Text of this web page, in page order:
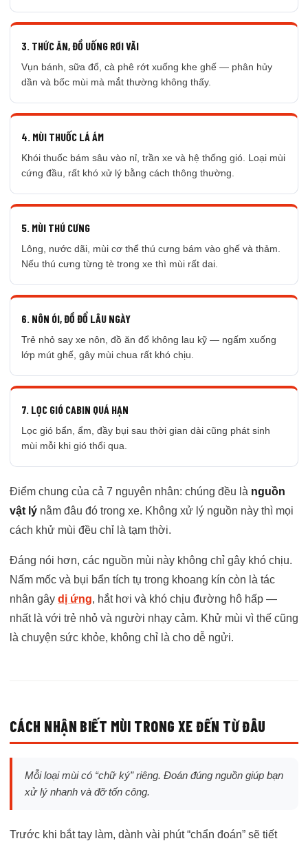
3. THỨC ĂN, ĐỒ UỐNG RƠI VÃI
Vụn bánh, sữa đổ, cà phê rớt xuống khe ghế — phân hủy
dần và bốc mùi mà mắt thường không thấy.
4. MÙI THUỐC LÁ ÁM
Khói thuốc bám sâu vào nỉ, trần xe và hệ thống gió. Loại mùi
cứng đầu, rất khó xử lý bằng cách thông thường.
5. MÙI THÚ CƯNG
Lông, nước dãi, mùi cơ thể thú cưng bám vào ghế và thảm.
Nếu thú cưng từng tè trong xe thì mùi rất dai.
6. NÔN ÓI, ĐỒ ĐỔ LÂU NGÀY
Trẻ nhỏ say xe nôn, đồ ăn đổ không lau kỹ — ngấm xuống
lớp mút ghế, gây mùi chua rất khó chịu.
7. LỌC GIÓ CABIN QUÁ HẠN
Lọc gió bẩn, ẩm, đầy bụi sau thời gian dài cũng phát sinh
mùi mỗi khi gió thổi qua.
Điểm chung của cả 7 nguyên nhân: chúng đều là nguồn
vật lý nằm đâu đó trong xe. Không xử lý nguồn này thì mọi
cách khử mùi đều chỉ là tạm thời.
Đáng nói hơn, các nguồn mùi này không chỉ gây khó chịu.
Nấm mốc và bụi bẩn tích tụ trong khoang kín còn là tác
nhân gây dị ứng, hắt hơi và khó chịu đường hô hấp —
nhất là với trẻ nhỏ và người nhạy cảm. Khử mùi vì thế cũng
là chuyện sức khỏe, không chỉ là cho dễ ngửi.
CÁCH NHẬN BIẾT MÙI TRONG XE ĐẾN TỪ ĐÂU
Mỗi loại mùi có “chữ ký” riêng. Đoán đúng nguồn giúp bạn
xử lý nhanh và đỡ tốn công.
Trước khi bắt tay làm, dành vài phút “chẩn đoán” sẽ tiết